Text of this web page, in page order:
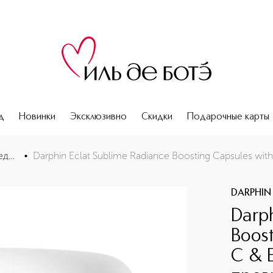
Новинки Эксклюзивно Скидки Подарочные карты
Vitamin C & E Капсулы для сияния кожи с
Антивозрастные средства •
DARPHIN
C &